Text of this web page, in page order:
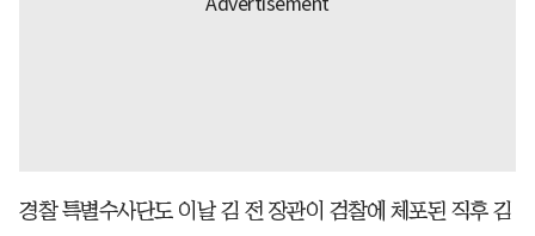
경찰 특별수사단도 이날 김 전 장관이 검찰에 체포된 직후 김